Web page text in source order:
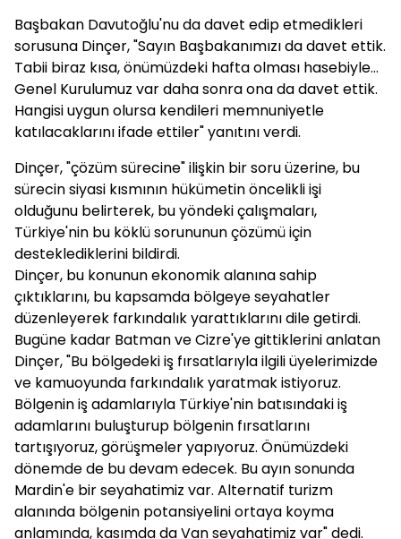
Başbakan Davutoğlu'nu da davet edip etmedikleri
sorusuna Dinçer, "Sayın Başbakanımızı da davet ettik.
Tabii biraz kısa, önümüzdeki hafta olması hasebiyle...
Genel Kurulumuz var daha sonra ona da davet ettik.
Hangisi uygun olursa kendileri memnuniyetle
katılacaklarını ifade ettiler" yanıtını verdi.
Dinçer, "çözüm sürecine" ilişkin bir soru üzerine, bu
sürecin siyasi kısmının hükümetin öncelikli işi
olduğunu belirterek, bu yöndeki çalışmaları,
Türkiye'nin bu köklü sorununun çözümü için
desteklediklerini bildirdi.
Dinçer, bu konunun ekonomik alanına sahip
çıktıklarını, bu kapsamda bölgeye seyahatler
düzenleyerek farkındalık yarattıklarını dile getirdi.
Bugüne kadar Batman ve Cizre'ye gittiklerini anlatan
Dinçer, "Bu bölgedeki iş fırsatlarıyla ilgili üyelerimizde
ve kamuoyunda farkındalık yaratmak istiyoruz.
Bölgenin iş adamlarıyla Türkiye'nin batısındaki iş
adamlarını buluşturup bölgenin fırsatlarını
tartışıyoruz, görüşmeler yapıyoruz. Önümüzdeki
dönemde de bu devam edecek. Bu ayın sonunda
Mardin'e bir seyahatimiz var. Alternatif turizm
alanında bölgenin potansiyelini ortaya koyma
anlamında, kasımda da Van seyahatimiz var" dedi.